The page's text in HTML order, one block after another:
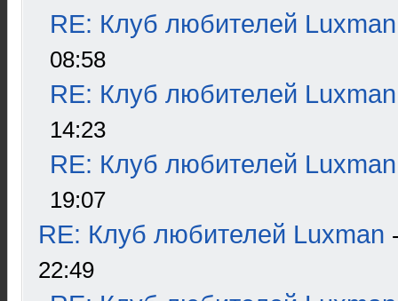
RE: Клуб любителей Luxman
08:58
RE: Клуб любителей Luxman
14:23
RE: Клуб любителей Luxman
19:07
RE: Клуб любителей Luxman
22:49